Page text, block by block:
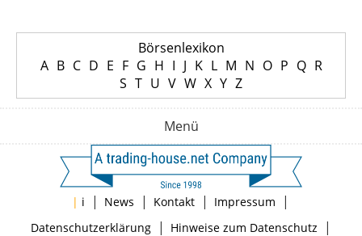
Börsenlexikon
A B C D E F G H I J K L M N O P Q R
S T U V W X Y Z
Menü
| i | News | Kontakt | Impressum |
Datenschutzerklärung| Hinweise zum Datenschutz |